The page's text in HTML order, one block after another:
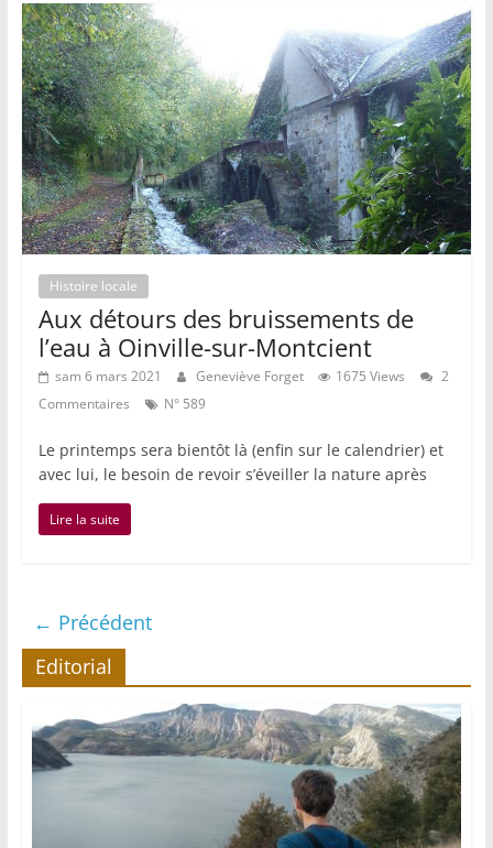
Histoire locale
Aux détours des bruissements de
l’eau à Oinville-sur-Montcient
sam 6 mars 2021 Geneviève Forget 1675 Views
2
Commentaires
N° 589
Le printemps sera bientôt là (enfin sur le calendrier) et
avec lui, le besoin de revoir s’éveiller la nature après
Lire la suite
← Précédent
Editorial